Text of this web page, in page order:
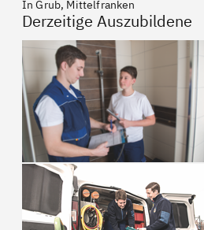
In Grub, Mittelfranken
Derzeitige Auszubildene